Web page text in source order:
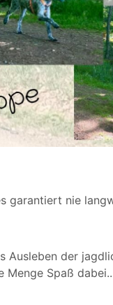
garantiert nie
Ausleben der
Spaß